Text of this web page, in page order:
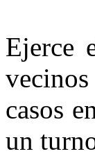
Ejerce
casos en
un